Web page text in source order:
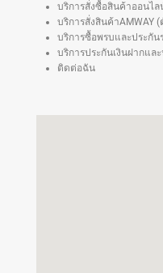
บริการสั่งซื้อสินค้าออนไล
บริการสั่งสินค้าAMWAY
บริการซื้อพรบและประกั
บริการประกันเงินฝากแล
ติดต่อฉัน